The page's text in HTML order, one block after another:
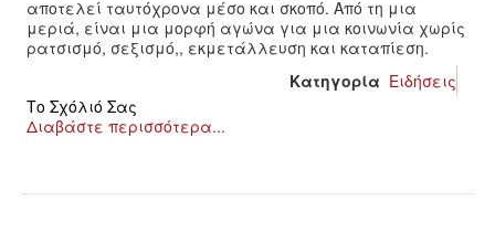
αποτελεί ταυτόχρονα μέσο και σκοπό. Από τη μια
μεριά, είναι μια μορφή αγώνα για μια κοινωνία χωρίς
ρατσισμό, σεξισμό,, εκμετάλλευση και καταπίεση.
Κατηγορία Ειδήσεις
Το Σχόλιό Σας
Διαβάστε περισσότερα...